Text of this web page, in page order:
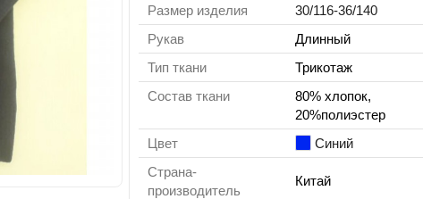
Размер изделия
30/116-36/140
Рукав
Длинный
Тип ткани
Трикотаж
Состав ткани
80% хлопок,
20%полиэстер
Цвет
Синий
Страна-
производитель
Китай